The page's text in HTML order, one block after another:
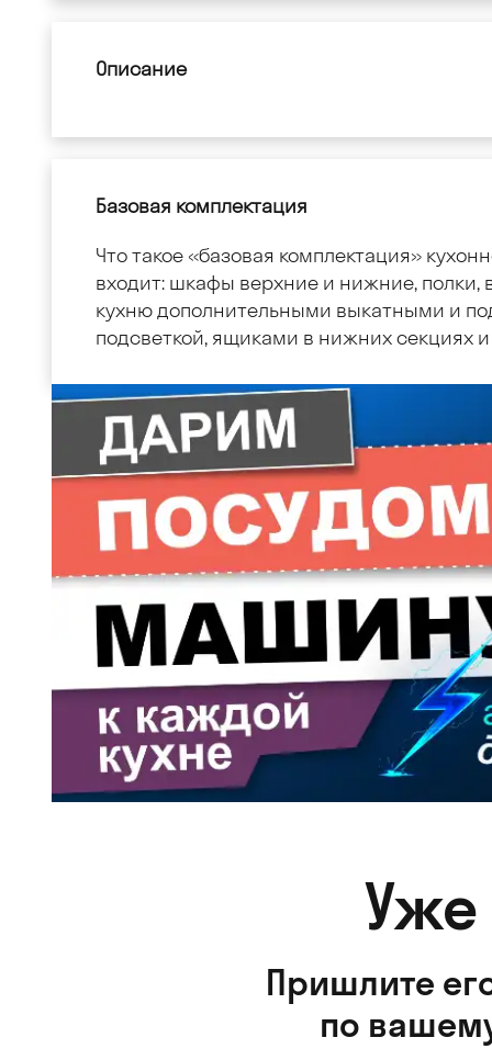
Описание
Базовая комплектация
Что такое «базовая комплектация»
входит: шкафы верхние и нижние, полки,
кухню дополнительными выкатными и
подсветкой, ящиками в нижних секциях
Уже
Пришлите
по